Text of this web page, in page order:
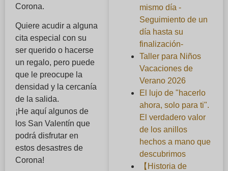
Corona.
Quiere acudir a alguna
cita especial con su
ser querido o hacerse
un regalo, pero puede
que le preocupe la
densidad y la cercanía
de la salida.
¡He aquí algunos de
los San Valentín que
podrá disfrutar en
estos desastres de
Corona!
mismo día -
Seguimiento de un
día hasta su
finalización-
Taller para Niños
Vacaciones de
Verano 2026
El lujo de "hacerlo
ahora, solo para ti".
El verdadero valor
de los anillos
hechos a mano que
descubrimos
【Historia de